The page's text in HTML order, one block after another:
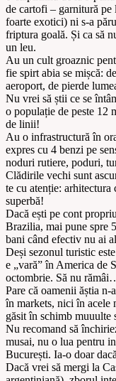
de cartofi – garnitură
foarte exotici) ni s-a
friptura goală. Și ca să
un leu.
Au un cult groaznic
fie spirt abia se mișcă:
aeroport, de pierde
Nu vrei să știi ce se
o populație de peste 12
de linii!
Au o infrastructură în
expres cu 4 benzi pe
noduri rutiere, poduri,
Clădirile vechi sunt
te cu atenție:
superbă!
Dacă ești pe cont
Brazilia, mai pune spre
bani când efectiv nu ai
Deși sezonul turistic
e „vară” în America de
octombrie. Să nu
Pare că oamenii ăștia
în markets, nici în acele
găsit în schimb muuulte
Nu recomand să
musai, nu o lua pentru
București. Ia-o doar
Dacă vrei să mergi la